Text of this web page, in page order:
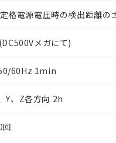
格電源電圧時の検出距離
メガにて)
60Hz 1min
Y、Z各方向 2h
回
（当社基準）
で非含有を証明するもの
タル酸エステル類４物質の
欄に対応日を記載しており
の在庫切替を完了してい